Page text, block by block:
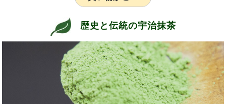
歴史と伝統の宇治抹茶